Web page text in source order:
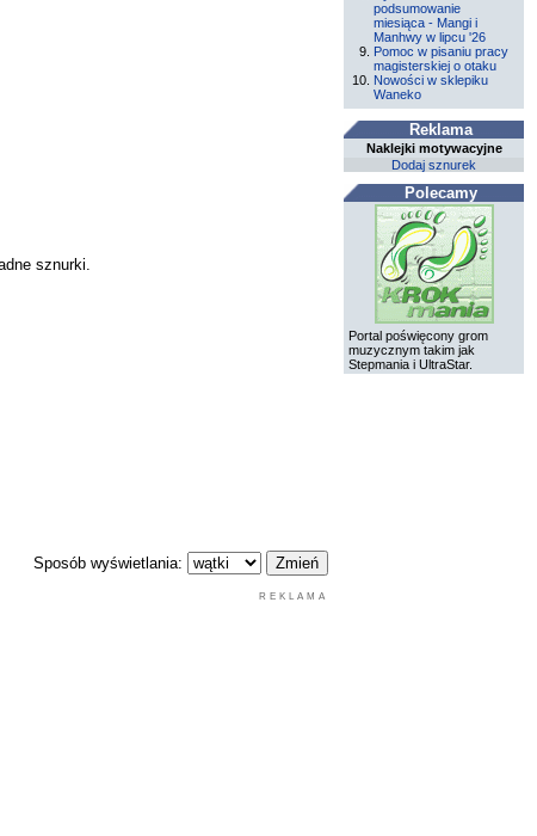
sznurki.
Sposób wyświetlania:
REKLAMA
podsumowanie
miesiąca - Mangi i
Manhwy w lipcu '26
Pomoc w pisaniu pracy
magisterskiej o otaku
Nowości w sklepiku
Waneko
Reklama
Naklejki motywacyjne
Dodaj sznurek
Polecamy
Portal poświęcony grom
muzycznym takim jak
Stepmania i UltraStar.